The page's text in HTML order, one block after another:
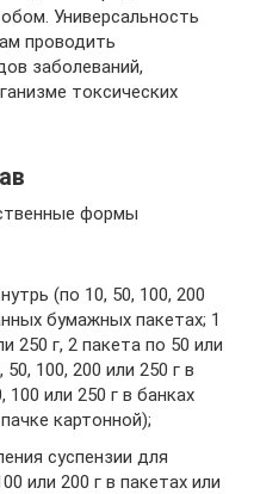
Универсальность
проводить
заболеваний,
токсических
формы
(по 10, 50, 100, 200
бумажных пакетах; 1
250 г, 2 пакета по 50 или
100, 200 или 250 г в
100 или 250 г в банках
картонной);
суспензии для
или 200 г в пакетах или